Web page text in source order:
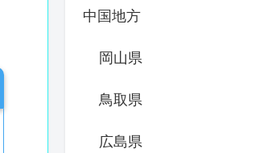
中国地方
岡山県
鳥取県
広島県